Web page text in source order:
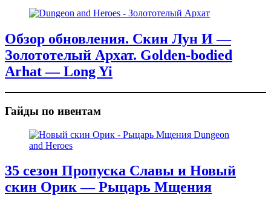
Обзор обновления. Скин Лун И —
Золототелый Архат. Golden-bodied
Arhat — Long Yi
Гайды по ивентам
35 сезон Пропуска Славы и Новый
скин Орик — Рыцарь Мщения